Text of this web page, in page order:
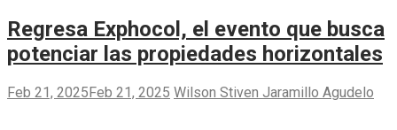
Regresa Exphocol, el evento que busca
potenciar las propiedades horizontales
Feb 21, 2025Feb 21, 2025 Wilson Stiven Jaramillo Agudelo